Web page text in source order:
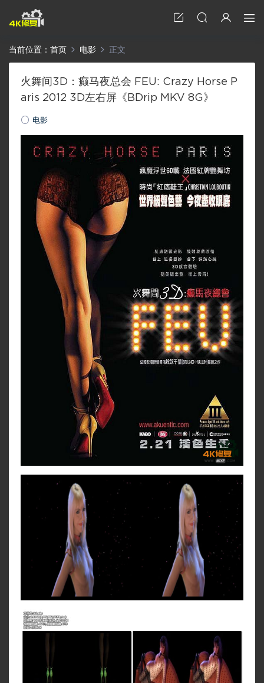
当前位置： 首页 电影 正文
火舞间3D：癫马夜总会 FEU: Crazy Horse P
aris 2012 3D左右屏《BDrip MKV 8G》
电影